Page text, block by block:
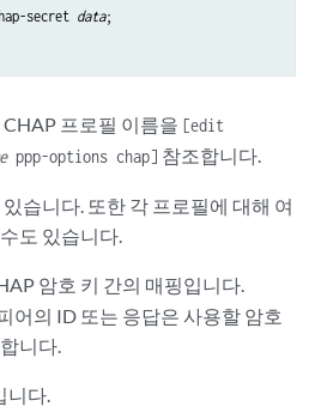
secret
data;
프로필 이름을 [edit
ppp-options chap] 참조합니다.
습니다. 또한 각 프로필에 대해 여
도 있습니다.
암호 키 간의 매핑입니다.
어의 ID 또는 응답은 사용할 암호
니다.
니다.